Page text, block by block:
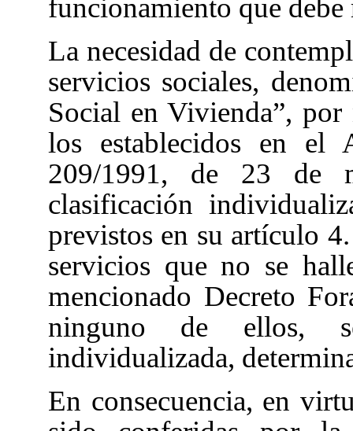
funcionamiento que
La necesidad de
servicios sociales,
Social en Vivienda”,
los establecidos en el
209/1991, de 23 de
clasificación
previstos en su artículo 4
servicios que no se
mencionado Decreto
ninguno de ellos,
individualizada,
En consecuencia, en